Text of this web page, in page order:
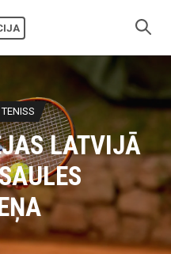
TENISS
LATVIJĀ